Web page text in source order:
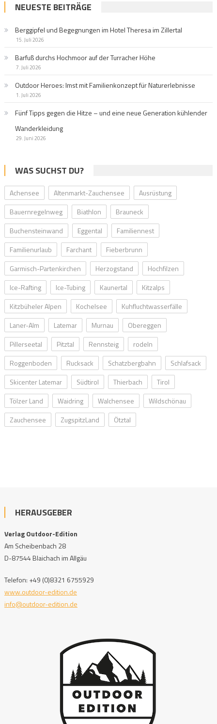
NEUESTE BEITRÄGE
Berggipfel und Begegnungen im Hotel Theresa im Zillertal
15. Juli 2026
Barfuß durchs Hochmoor auf der Turracher Höhe
7. Juli 2026
Outdoor Heroes: Imst mit Familienkonzept für Naturerlebnisse
1. Juli 2026
Fünf Tipps gegen die Hitze – und eine neue Generation kühlender
Wanderkleidung
29. Juni 2026
WAS SUCHST DU?
Achensee Altenmarkt-Zauchensee
Ausrüstung
Bauernregelnweg
Biathlon
Brauneck
Buchensteinwand
Eggental
Familiennest
Familienurlaub
Farchant
Fieberbrunn
Garmisch-Partenkirchen
Herzogstand
Hochfilzen
Ice-Rafting
Ice-Tubing Kaunertal
Kitzalps
Kitzbüheler Alpen
Kochelsee
Kuhfluchtwasserfälle
Laner-Alm
Latemar Murnau
Obereggen
Pillerseetal
Pitztal Rennsteig
rodeln
Roggenboden
Rucksack Schatzbergbahn
Schlafsack
Skicenter Latemar
Südtirol Thierbach
Tirol
Tölzer Land
Waidring Walchensee
Wildschönau
Zauchensee
ZugspitzLand Ötztal
HERAUSGEBER
Verlag Outdoor-Edition
Am Scheibenbach 28
D-87544 Blaichach im Allgäu
Telefon: +49 (0)8321 6755929
www.outdoor-edition.de
info@outdoor-edition.de